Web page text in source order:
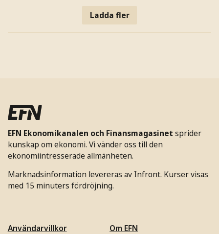
Ladda fler
EFN Ekonomikanalen och Finansmagasinet sprider
kunskap om ekonomi. Vi vänder oss till den
ekonomiintresserade allmänheten.
Marknadsinformation levereras av Infront. Kurser visas
med 15 minuters fördröjning.
Användarvillkor
Om EFN